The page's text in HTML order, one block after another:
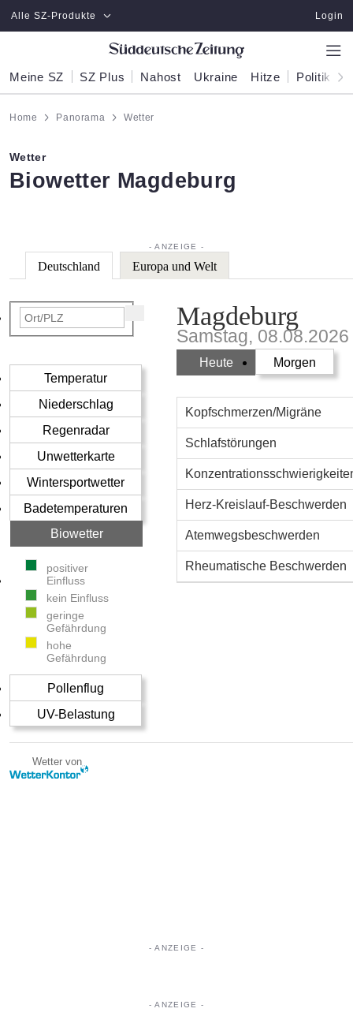
Zum Hauptinhalt springen
Alle SZ-Produkte Login
Meine SZ SZ Plus Nahost Ukraine Hitze Politik
Home Panorama Wetter
Wetter
:
Biowetter Magdeburg
Deutschland Europa und Welt
Temperatur
Niederschlag
Regenradar
Unwetterkarte
Wintersportwetter
Badetemperaturen
Biowetter
positiver
Einfluss
kein Einfluss
geringe
Gefährdung
hohe
Gefährdung
Pollenflug
UV-Belastung
Magdeburg
Samstag, 08.08.2026
Heute Morgen
Kopfschmerzen/Migräne
Schlafstörungen
Herz-Kreislauf-Beschwerden
Atemwegsbeschwerden
Rheumatische Beschwerden
Wetter von